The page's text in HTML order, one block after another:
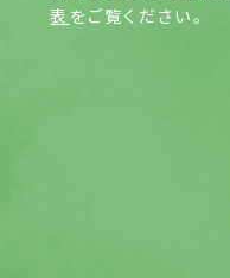
表 をご覧ください。